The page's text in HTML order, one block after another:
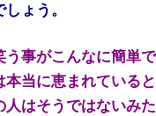
ょう。
う事がこんなに簡単
本当に恵まれている
人はそうではないみた